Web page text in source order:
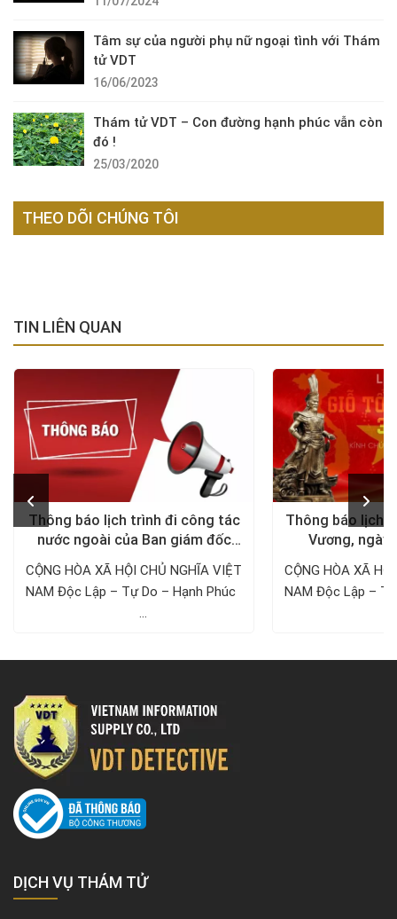
Tâm sự của người phụ nữ ngoại tình với Thám
tử VDT
16/06/2023
Thám tử VDT – Con đường hạnh phúc vẫn còn
đó !
25/03/2020
THEO DÕI CHÚNG TÔI
TIN LIÊN QUAN
Thông báo lịch trình đi công tác
nước ngoài của Ban giám đốc
Công ty Thám tử VDT năm 2024
CỘNG HÒA XÃ HỘI CHỦ NGHĨA VIỆT
NAM Độc Lập – Tự Do – Hạnh Phúc ­­­­­­­­­­­­­­­­­­­­
...
Thông báo lịch
Vương, ngày
1/5/
CỘNG HÒA XÃ
NAM Độc Lập –
DỊCH VỤ THÁM TỬ